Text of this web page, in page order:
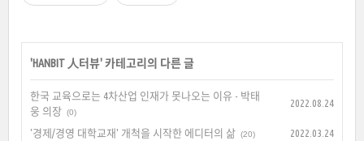
'HANBIT 人터뷰' 카테고리의 다른 글
한국 교육으로는 4차산업 인재가 못나오는 이유 - 박태
웅 의장 (0)
2022.08.24
'경제/경영 대학교재' 개척을 시작한 에디터의 삶 (20) 2022.03.24